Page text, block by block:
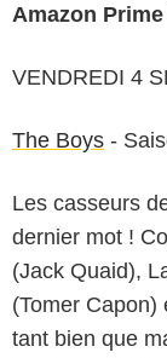
Amazon
VENDREDI 4
The Boys -
Les casseurs
dernier mot !
(Jack Quaid),
(Tomer
tant bien que